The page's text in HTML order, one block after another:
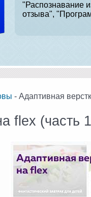
"Распознавание
отзыва",
- Адаптивная
flex (часть